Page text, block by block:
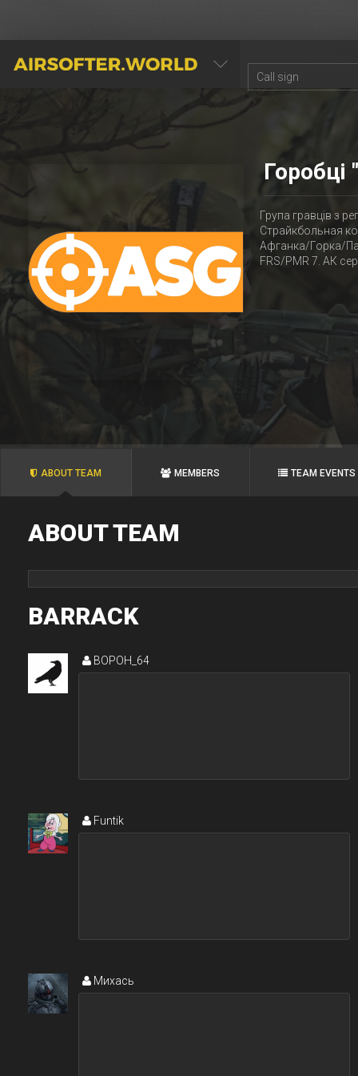
AIRSOFTER.WORLD
Горобці
Група гравців з
Страйкбольная
Афганка/Горка/
FRS/PMR 7. АК
ABOUT TEAM MEMBERS TEAM EVENTS
ABOUT TEAM
BARRACK
ВОРОН_64
Funtik
Михась